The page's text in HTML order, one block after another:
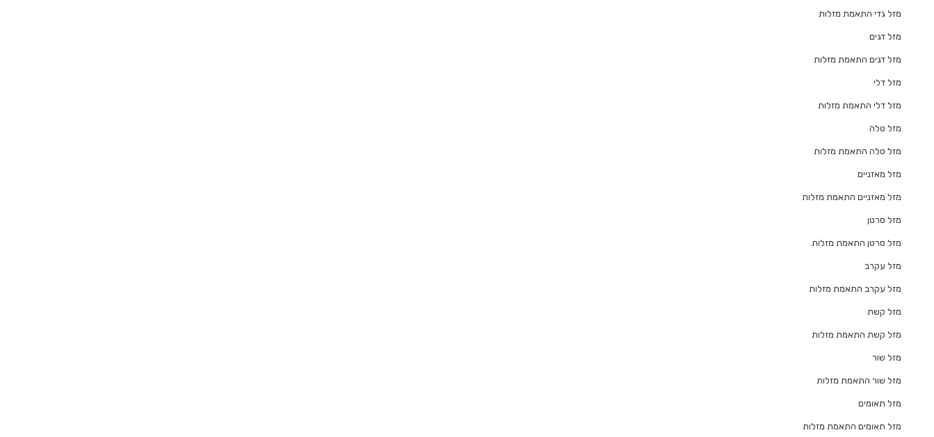
מזל גדי התאמת מזלות
מזל דגים
מזל דגים התאמת מזלות
מזל דלי
מזל דלי התאמת מזלות
מזל טלה
מזל טלה התאמת מזלות
מזל מאזניים
מזל מאזניים התאמת מזלות
מזל סרטן
מזל סרטן התאמת מזלות
מזל עקרב
מזל עקרב התאמת מזלות
מזל קשת
מזל קשת התאמת מזלות
מזל שור
מזל שור התאמת מזלות
מזל תאומים
מזל תאומים התאמת מזלות